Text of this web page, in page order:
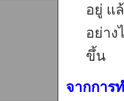
อยู่ แ
อย่า
ขึ้น
จากการ